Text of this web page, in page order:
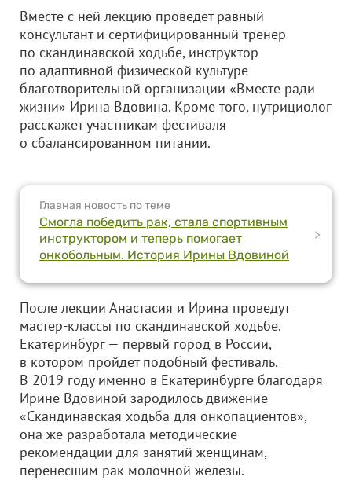
Вместе с ней лекцию проведет равный
консультант и сертифицированный тренер
по скандинавской ходьбе, инструктор
по адаптивной физической культуре
благотворительной организации «Вместе ради
жизни» Ирина Вдовина. Кроме того, нутрициолог
расскажетучастникам фестиваля
о сбалансированном питании.
Главная новость по теме
Смогла победить рак, стала спортивным
инструктором и теперь помогает
онкобольным. История Ирины Вдовиной
>
После лекции Анастасия и Ирина проведут
мастер-классы по скандинавской ходьбе.
Екатеринбург — первый город в России,
в котором пройдет подобный фестиваль.
В 2019 году именно в Екатеринбурге благодаря
Ирине Вдовиной зародилось движение
«Скандинавская ходьба для онкопациентов»,
она же разработала методические
рекомендации для занятий женщинам,
перенесшим рак молочной железы.